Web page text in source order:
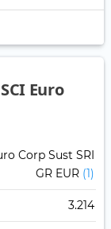
Euro
Corp Sust SRI
GR EUR (1)
3.214